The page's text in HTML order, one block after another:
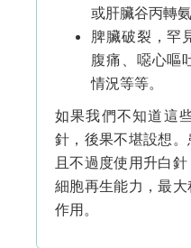
或肝臟谷丙轉
脾臟破裂，罕
腹痛、噁心嘔
情況等等。
如果我們不知道這
針，後果不堪設想
且不過度使用升白
細胞再生能力，最
作用。